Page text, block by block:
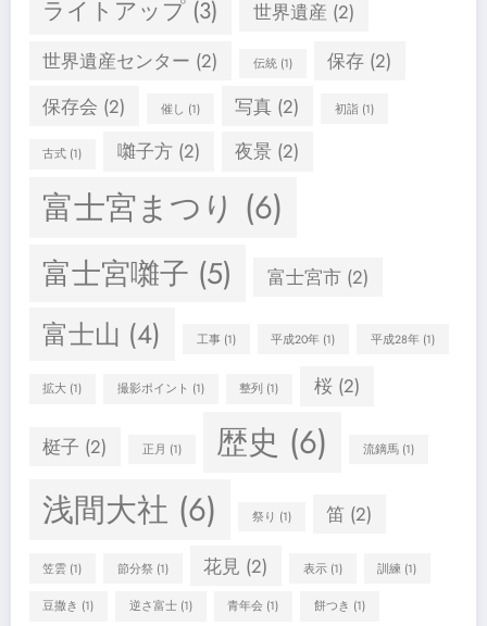
ライトアップ (3) 世界遺産 (2)
世界遺産センター (2) 伝統(1) 保存 (2)
保存会 (2) 催し (1) 写真 (2) 初詣(1)
古式 (1) 囃子方(2) 夜景 (2)
富士宮まつり (6)
富士宮囃子 (5) 富士宮市(2)
富士山 (4) 工事(1) 平成20年 (1) 平成28年(1)
拡大 (1) 撮影ポイント (1) 整列 (1) 桜(2)
梃子 (2) 正月 (1) 歴史 (6) 流鏑馬(1)
浅間大社 (6) 祭り (1) 笛 (2)
笠雲 (1) 節分祭(1) 花見 (2) 表示(1) 訓練 (1)
豆撒き (1) 逆さ富士(1) 青年会 (1) 餅つき (1)